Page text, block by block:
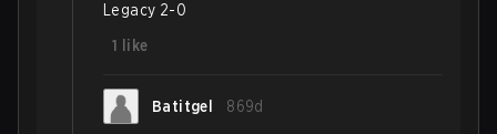
Legacy 2-0
1
like
Batitgel 869d